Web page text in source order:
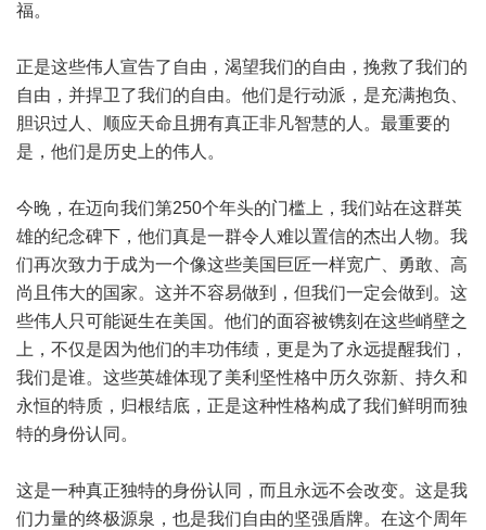
福。
正是这些伟人宣告了自由，渴望我们的自由，挽救了我们的
自由，并捍卫了我们的自由。他们是行动派，是充满抱负、
胆识过人、顺应天命且拥有真正非凡智慧的人。最重要的
是，他们是历史上的伟人。
今晚，在迈向我们第250个年头的门槛上，我们站在这群英
雄的纪念碑下，他们真是一群令人难以置信的杰出人物。我
们再次致力于成为一个像这些美国巨匠一样宽广、勇敢、高
尚且伟大的国家。这并不容易做到，但我们一定会做到。这
些伟人只可能诞生在美国。他们的面容被镌刻在这些峭壁之
上，不仅是因为他们的丰功伟绩，更是为了永远提醒我们，
我们是谁。这些英雄体现了美利坚性格中历久弥新、持久和
永恒的特质，归根结底，正是这种性格构成了我们鲜明而独
特的身份认同。
这是一种真正独特的身份认同，而且永远不会改变。这是我
们力量的终极源泉，也是我们自由的坚强盾牌。在这个周年